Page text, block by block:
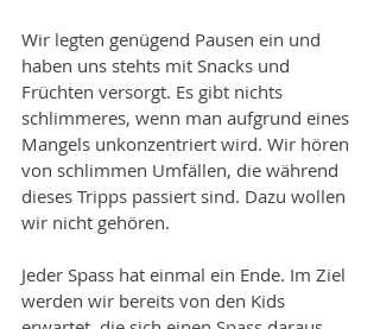
Wir legten genügend Pausen ein und
haben uns stehts mit Snacks und
Früchten versorgt. Es gibt nichts
schlimmeres, wenn man aufgrund eines
Mangels unkonzentriert wird. Wir hören
von schlimmen Umfällen, die während
dieses Tripps passiert sind. Dazu wollen
wir nicht gehören.
Jeder Spass hat einmal ein Ende. Im Ziel
werden wir bereits von den Kids